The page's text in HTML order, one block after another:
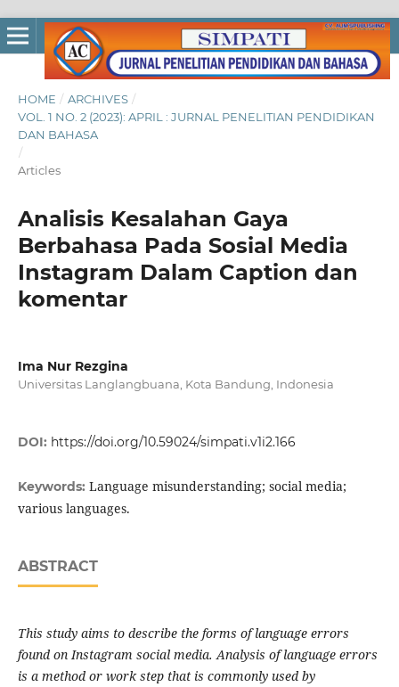
HOME / ARCHIVES /
VOL. 1 NO. 2 (2023): APRIL : JURNAL PENELITIAN PENDIDIKAN
DAN BAHASA
/
Articles
Analisis Kesalahan Gaya
Berbahasa Pada Sosial Media
Instagram Dalam Caption dan
komentar
Ima Nur Rezgina
Universitas Langlangbuana, Kota Bandung, Indonesia
DOI: https://doi.org/10.59024/simpati.v1i2.166
Keywords: Language misunderstanding; social media;
various languages.
ABSTRACT
This study aims to describe the forms of language errors
found on Instagram social media. Analysis of language errors
is a method or work step that is commonly used by